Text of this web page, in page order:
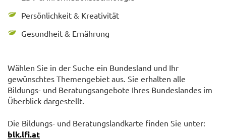
Persönlichkeit & Kreativität
Gesundheit & Ernährung
Wählen Sie in der Suche ein Bundesland und Ihr
gewünschtes Themengebiet aus. Sie erhalten alle
Bildungs- und Beratungsangebote Ihres Bundeslandes im
Überblick dargestellt.
Die Bildungs- und Beratungslandkarte finden Sie unter:
blk.lfi.at